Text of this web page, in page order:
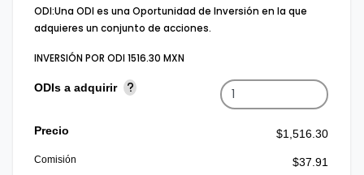
ODI:Una ODI es una Oportunidad de Inversión en la que
adquieres un conjunto de acciones.
INVERSIÓN POR ODI 1516.30 MXN
ODIs a adquirir
Precio $1,516.30
Comisión
$37.91